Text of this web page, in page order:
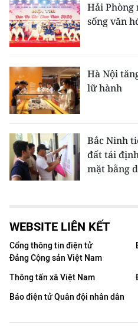
Hải Phòng
sống văn
Hà Nội
lữ hành
Bắc Ninh
đất tái
mặt bằng
WEBSITE LIÊN KẾT
Cổng thông tin điện tử
Đảng Cộng sản Việt Nam
Thông tấn xã Việt Nam
Báo điện tử Quân đội nhân dân